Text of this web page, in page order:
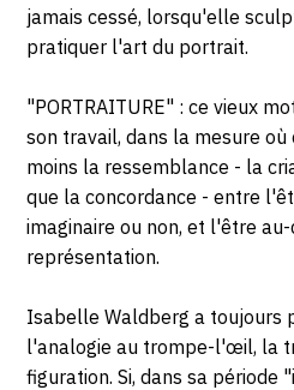
jamais cessé, lorsqu'elle
pratiquer l'art du portrait.
"PORTRAITURE" : ce vieux
son travail, dans la mesure
moins la ressemblance - la
que la concordance - entre
imaginaire ou non, et l'être
représentation.
Isabelle Waldberg a toujours
l'analogie au trompe-l'œil, la
figuration. Si, dans sa période